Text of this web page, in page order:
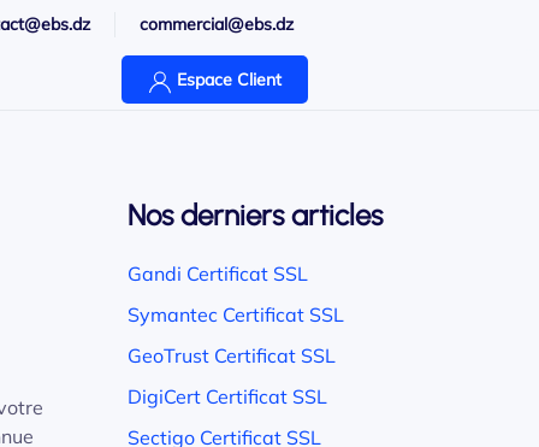
commercial@ebs.dz
Espace Client
Nos derniers articles
Gandi Certificat SSL
Symantec Certificat SSL
GeoTrust Certificat SSL
DigiCert Certificat SSL
Sectigo Certificat SSL